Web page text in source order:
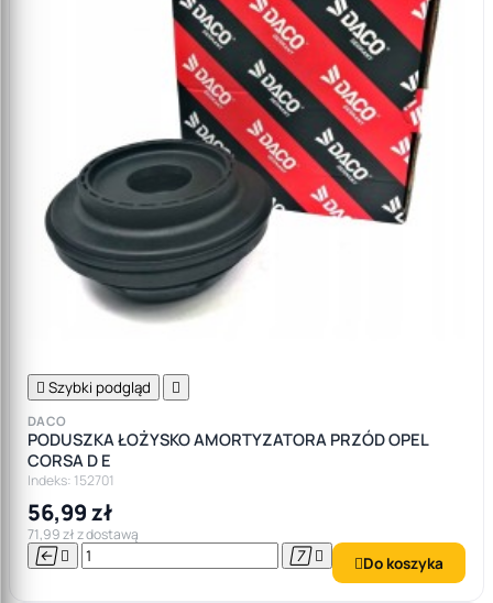
 Szybki podgląd 
DACO
PODUSZKA ŁOŻYSKO AMORTYZATORA PRZÓD OPEL
CORSA D E
Indeks: 152701
56,99 zł
71,99 zł z dostawą
    Do koszyka